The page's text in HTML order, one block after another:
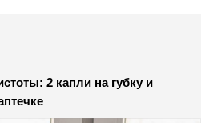
2 капли на губку и